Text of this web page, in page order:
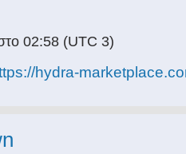
02:58 (UTC 3)
hydra-